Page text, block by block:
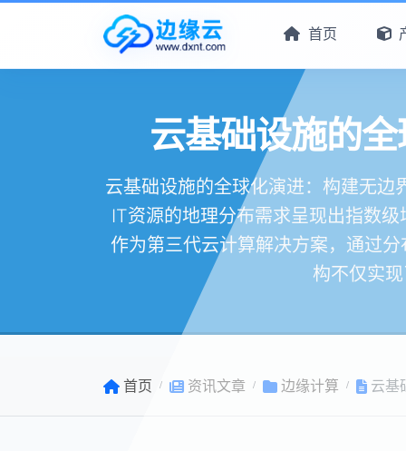
首页
云基础设施的
云基础设施的全球化演进：构建无
IT资源的地理分布需求呈现出指数
作为第三代云计算解决方案，通过
构不仅实
首页 资讯文章 边缘计算 云基